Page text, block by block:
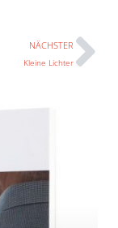
NÄCHSTER
Kleine Lichter